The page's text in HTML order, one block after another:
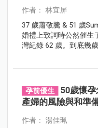
作者： 林宜屏
37 歲蕭敬騰 & 51 歲Summer近日補辦世紀婚禮，公公在
婚禮上致詞時公然催生
灣紀錄 62 歲。到底幾
孕前優生
50歲懷
產婦的風險與和準
作者： 湯佳珮